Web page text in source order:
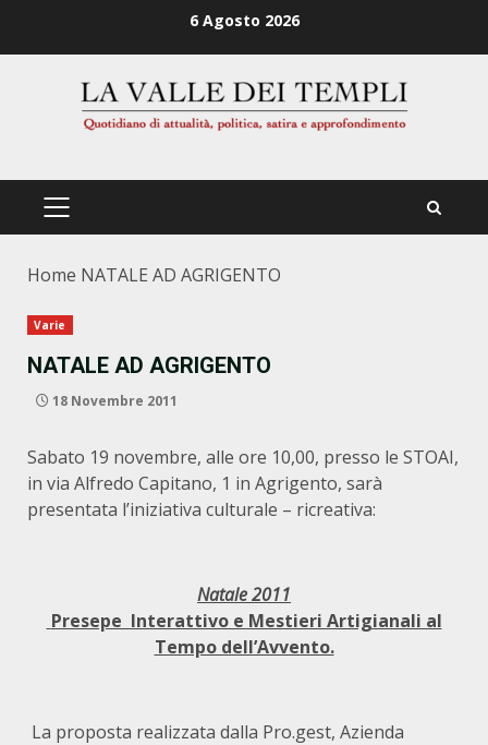
6 Agosto 2026
PRIMÄRES
Home NATALE AD AGRIGENTO
Varie
NATALE AD AGRIGENTO
18 Novembre 2011
Sabato 19 novembre, alle ore 10,00, presso le STOAI,
in via Alfredo Capitano, 1 in Agrigento, sarà
presentata l’iniziativa culturale – ricreativa:
Natale 2011
Presepe Interattivo e Mestieri Artigianali al
Tempo dell’Avvento.
La proposta realizzata dalla Pro.gest, Azienda